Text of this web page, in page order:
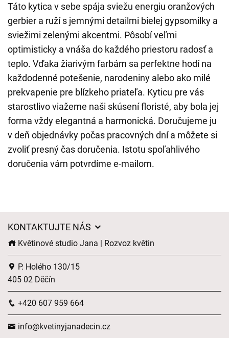
Táto kytica v sebe spája sviežu energiu oranžových
gerbier a ruží s jemnými detailmi bielej gypsomilky a
sviežimi zelenými akcentmi. Pôsobí veľmi
optimisticky a vnáša do každého priestoru radosť a
teplo. Vďaka žiarivým farbám sa perfektne hodí na
každodenné potešenie, narodeniny alebo ako milé
prekvapenie pre blízkeho priateľa. Kyticu pre vás
starostlivo viažeme naši skúsení floristé, aby bola jej
forma vždy elegantná a harmonická. Doručujeme ju
v deň objednávky počas pracovných dní a môžete si
zvoliť presný čas doručenia. Istotu spoľahlivého
doručenia vám potvrdíme e-mailom.
KONTAKTUJTE NÁS
Květinové studio Jana | Rozvoz květin
P. Holého 130/15
405 02 Děčín
+420 607 959 664
info@kvetinyjanadecin.cz